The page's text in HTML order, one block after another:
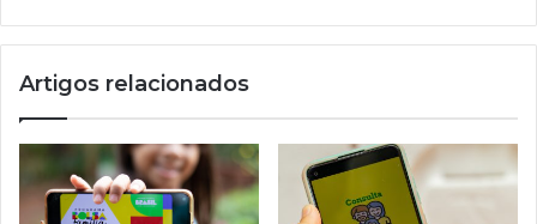
Artigos relacionados